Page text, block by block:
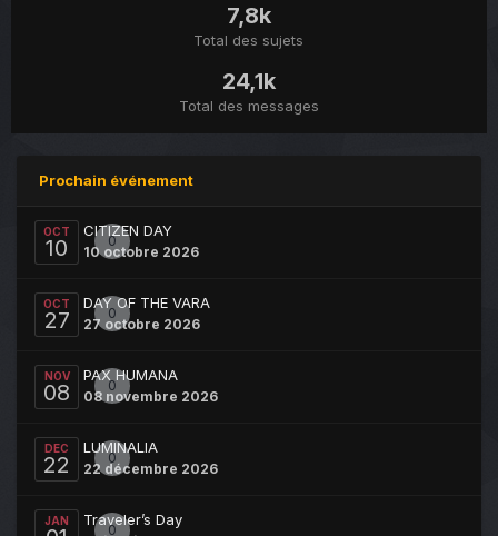
7,8k
Total des sujets
24,1k
Total des messages
Prochain événement
OCT
10 0
CITIZEN DAY
10 octobre 2026
OCT
27 0
DAY OF THE VARA
27 octobre 2026
NOV
08 0
PAX HUMANA
08 novembre 2026
DEC
22 0
LUMINALIA
22 décembre 2026
JAN
0
Traveler’s Day